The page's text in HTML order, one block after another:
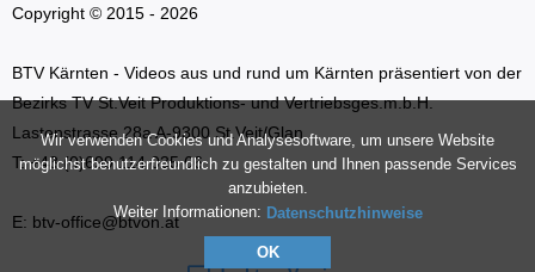
Wir verwenden Cookies und Analysesoftware, um unsere Website
möglichst benutzerfreundlich zu gestalten und Ihnen passende Services
anzubieten.
Weiter Informationen: Datenschutzhinweise
OK
Copyright © 2015 - 2026
BTV Kärnten - Videos aus und rund um Kärnten präsentiert von der
Bezirks TV St.Veit Produktions- und Vertriebsges.m.b.H.
Lastenstrasse 28a A-9300 St.Veit/Glan
T: +43 (0)699 114 035 66
E: btv-office@btvon.at